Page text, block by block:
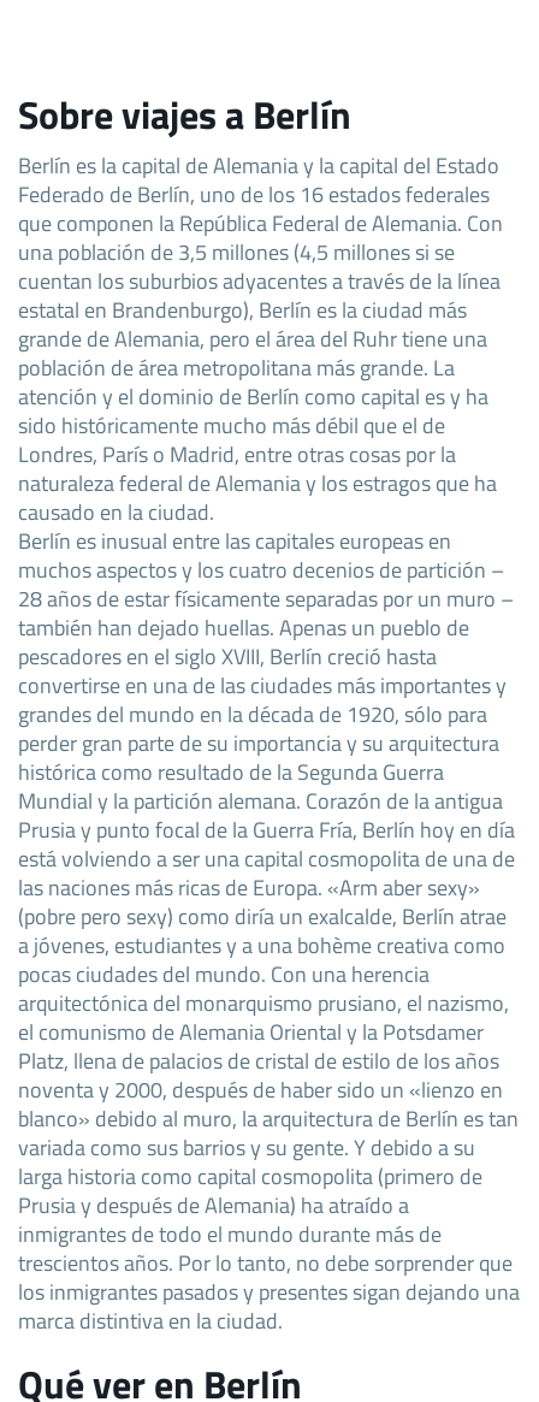
Sobre viajes a Berlín
Berlín es la capital de Alemania y la capital del Estado
Federado de Berlín, uno de los 16 estados federales
que componen la República Federal de Alemania. Con
una población de 3,5 millones (4,5 millones si se
cuentan los suburbios adyacentes a través de la línea
estatal en Brandenburgo), Berlín es la ciudad más
grande de Alemania, pero el área del Ruhr tiene una
población de área metropolitana más grande. La
atención y el dominio de Berlín como capital es y ha
sido históricamente mucho más débil que el de
Londres, París o Madrid, entre otras cosas por la
naturaleza federal de Alemania y los estragos que ha
causado en la ciudad.
Berlín es inusual entre las capitales europeas en
muchos aspectos y los cuatro decenios de partición –
28 años de estar físicamente separadas por un muro –
también han dejado huellas. Apenas un pueblo de
pescadores en el siglo XVIII, Berlín creció hasta
convertirse en una de las ciudades más importantes y
grandes del mundo en la década de 1920, sólo para
perder gran parte de su importancia y su arquitectura
histórica como resultado de la Segunda Guerra
Mundial y la partición alemana. Corazón de la antigua
Prusia y punto focal de la Guerra Fría, Berlín hoy en día
está volviendo a ser una capital cosmopolita de una de
las naciones más ricas de Europa. «Arm aber sexy»
(pobre pero sexy) como diría un exalcalde, Berlín atrae
a jóvenes, estudiantes y a una bohème creativa como
pocas ciudades del mundo. Con una herencia
arquitectónica del monarquismo prusiano, el nazismo,
el comunismo de Alemania Oriental y la Potsdamer
Platz, llena de palacios de cristal de estilo de los años
noventa y 2000, después de haber sido un «lienzo en
blanco» debido al muro, la arquitectura de Berlín es tan
variada como sus barrios y su gente. Y debido a su
larga historia como capital cosmopolita (primero de
Prusia y después de Alemania) ha atraído a
inmigrantes de todo el mundo durante más de
trescientos años. Por lo tanto, no debe sorprender que
los inmigrantes pasados y presentes sigan dejando una
marca distintiva en la ciudad.
Qué ver en Berlín